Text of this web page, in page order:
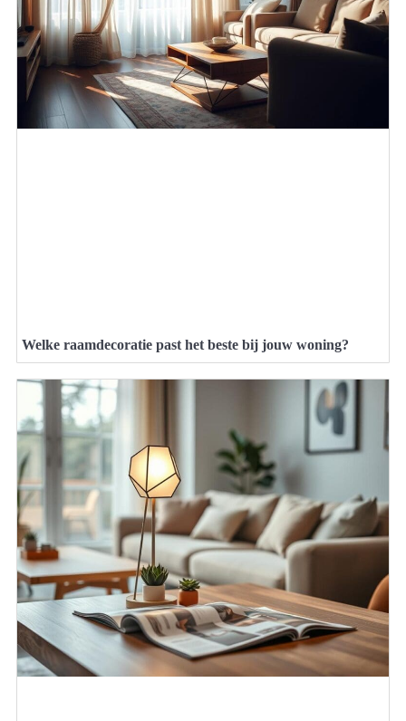
Welke raamdecoratie past het beste bij jouw woning?